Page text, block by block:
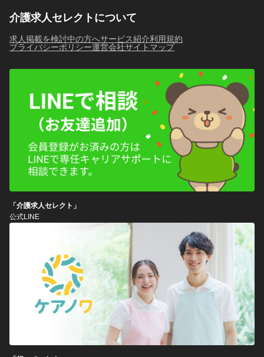
介護求人セレクトについて
求人掲載を検討中の方へサービス紹介利用規約
プライバシーポリシー運営会社サイトマップ
「介護求人セレクト」
公式LINE